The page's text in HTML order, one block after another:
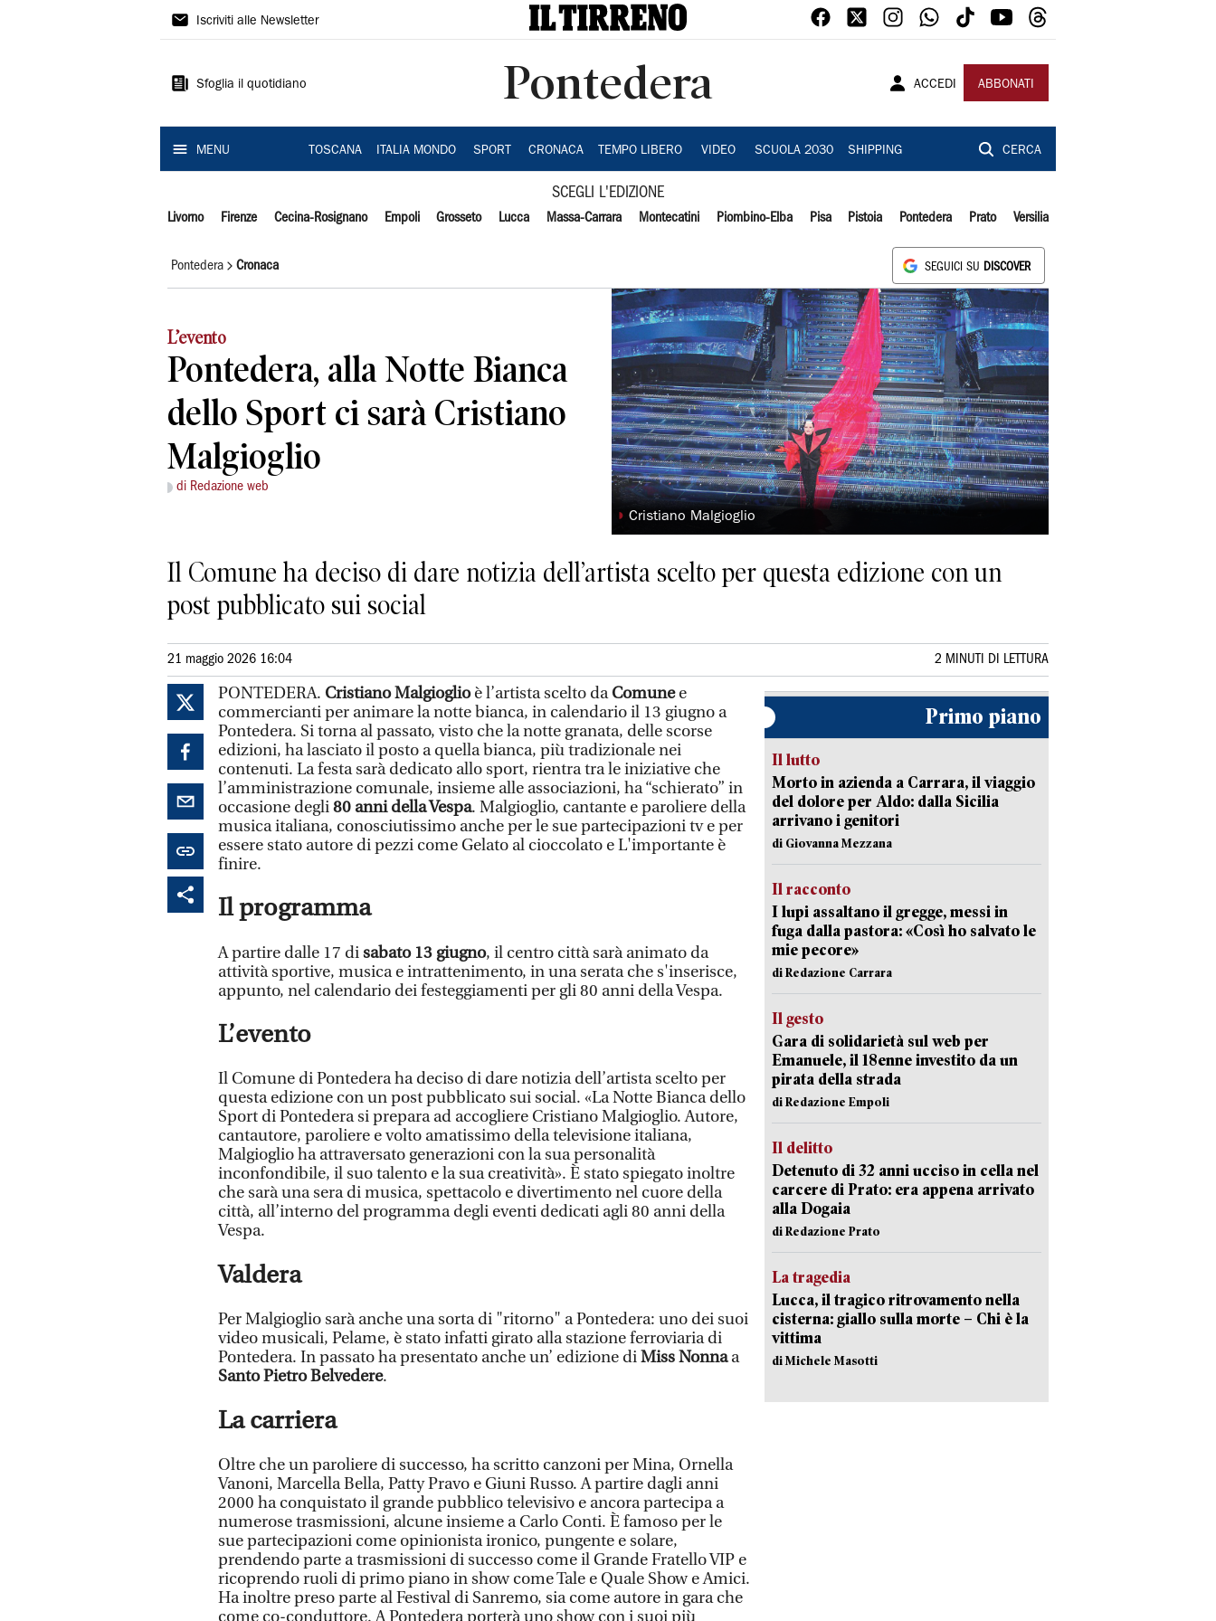
Il
Iscriviti alle Newsletter
Sfoglia il quotidiano Pontedera ACCEDI ABBONATI
MENU TOSCANA ITALIA MONDO SPORT CRONACA TEMPO LIBERO VIDEO SCUOLA 2030 SHIPPING CERCA
SCEGLI L'EDIZIONE
Livorno Firenze Cecina-Rosignano Empoli Grosseto Lucca Massa-Carrara Montecatini Piombino-Elba Pisa Pistoia Pontedera Prato Versilia
Pontedera Cronaca SEGUICI SU DISCOVER
L’evento
Pontedera, alla Notte Bianca
dello Sport ci sarà Cristiano
Malgioglio
di Redazione web
◗ Cristiano Malgioglio
Il Comune ha deciso di dare notizia dell’artista scelto per questa edizione con un
post pubblicato sui social
21 maggio 2026 16:04 2 MINUTI DI LETTURA
PONTEDERA. Cristiano Malgioglioè l’artista scelto daComunee
commercianti per animare la notte bianca, in calendario il 13 giugno a
Pontedera. Si torna al passato, visto che la notte granata, delle scorse
edizioni, ha lasciato il posto a quella bianca, più tradizionale nei
contenuti. La festa sarà dedicato allo sport, rientra tra le iniziative che
l’amministrazione comunale, insieme alle associazioni, ha “schierato” in
occasione degli80 anni della Vespa. Malgioglio, cantante e paroliere della
musica italiana, conosciutissimo anche per le sue partecipazioni tv e per
essere stato autore di pezzi come Gelato al cioccolato e L'importante è
finire.
Il programma
A partire dalle 17 disabato 13 giugno, il centro città sarà animato da
attività sportive, musica e intrattenimento, in una serata che s'inserisce,
appunto, nel calendario dei festeggiamenti per gli 80 anni della Vespa.
L’evento
Il Comune di Pontedera ha deciso di dare notizia dell’artista scelto per
questa edizione con un post pubblicato sui social. «La Notte Bianca dello
Sport di Pontedera si prepara ad accogliere Cristiano Malgioglio. Autore,
cantautore, paroliere e volto amatissimo della televisione italiana,
Malgioglio ha attraversato generazioni con la sua personalità
inconfondibile, il suo talento e la sua creatività». È stato spiegato inoltre
che sarà una sera di musica, spettacolo e divertimento nel cuore della
città, all’interno del programma degli eventi dedicati agli 80 anni della
Vespa.
Valdera
Per Malgioglio sarà anche una sorta di "ritorno" a Pontedera: uno dei suoi
video musicali, Pelame, è stato infatti girato alla stazione ferroviaria di
Pontedera. In passato ha presentato anche un’ edizione diMiss Nonnaa
Santo Pietro Belvedere.
La carriera
Oltre che un paroliere di successo, ha scritto canzoni per Mina, Ornella
Vanoni, Marcella Bella, Patty Pravo e Giuni Russo. A partire dagli anni
2000 ha conquistato il grande pubblico televisivo e ancora partecipa a
numerose trasmissioni, alcune insieme a Carlo Conti. È famoso per le
sue partecipazioni come opinionista ironico, pungente e solare,
prendendo parte a trasmissioni di successo come il Grande Fratello VIP e
ricoprendo ruoli di primo piano in show come Tale e Quale Show e Amici.
Ha inoltre preso parte al Festival di Sanremo, sia come autore in gara che
come co-conduttore. A Pontedera porterà uno show con i suoi più
Primo piano
Il lutto
Morto in azienda a Carrara, il viaggio
del dolore per Aldo: dalla Sicilia
arrivano i genitori
di Giovanna Mezzana
Il racconto
I lupi assaltano il gregge, messi in
fuga dalla pastora: «Così ho salvato le
mie pecore»
di Redazione Carrara
Il gesto
Gara di solidarietà sul web per
Emanuele, il 18enne investito da un
pirata della strada
di Redazione Empoli
Il delitto
Detenuto di 32 anni ucciso in cella nel
carcere di Prato: era appena arrivato
alla Dogaia
di Redazione Prato
La tragedia
Lucca, il tragico ritrovamento nella
cisterna: giallo sulla morte – Chi è la
vittima
di Michele Masotti